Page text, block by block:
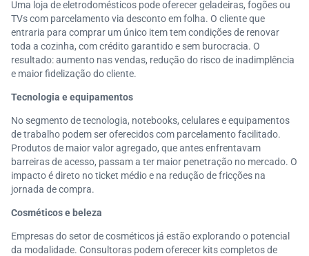
Uma loja de eletrodomésticos pode oferecer geladeiras, fogões ou
TVs com parcelamento via desconto em folha. O cliente que
entraria para comprar um único item tem condições de renovar
toda a cozinha, com crédito garantido e sem burocracia. O
resultado: aumento nas vendas, redução do risco de inadimplência
e maior fidelização do cliente.
Tecnologia e equipamentos
No segmento de tecnologia, notebooks, celulares e equipamentos
de trabalho podem ser oferecidos com parcelamento facilitado.
Produtos de maior valor agregado, que antes enfrentavam
barreiras de acesso, passam a ter maior penetração no mercado. O
impacto é direto no ticket médio e na redução de fricções na
jornada de compra.
Cosméticos e beleza
Empresas do setor de cosméticos já estão explorando o potencial
da modalidade. Consultoras podem oferecer kits completos de